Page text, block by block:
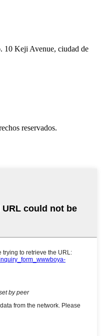
10 Keji Avenue, ciudad de
reservados.